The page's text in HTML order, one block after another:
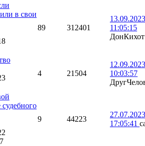
в свои
89 312401
13.09.2023
11:05:15
ДонКихот
4 21504
12.09.2023
10:03:57
9 44223
27.07.2023
17:05:41